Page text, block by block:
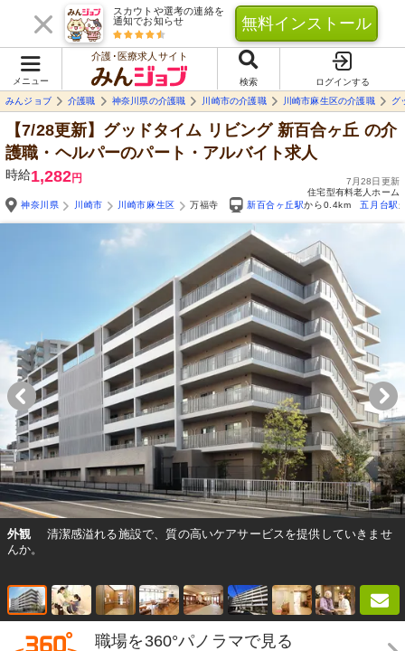
スカウトや選考の連絡を
通知でお知らせ
無料インストール
メニュー
介護･医療求人サイト
検索
ログインする
みんジョブ
介護職 神奈川県の介護職 川崎市の介護職 川崎市麻生区の介護職 グ
【7/28更新】グッドタイム リビング 新百合ヶ丘 の介
護職・ヘルパーのパート・アルバイト求人
時給1,282円
7月28日更新
住宅型有料老人ホーム
神奈川県
川崎市 川崎市麻生区 万福寺 新百合ヶ丘駅から0.4km 五月台駅
外観
清潔感溢れる施設で、質の高いケアサービスを提供していきませ
んか。
職場を360°パノラマで見る